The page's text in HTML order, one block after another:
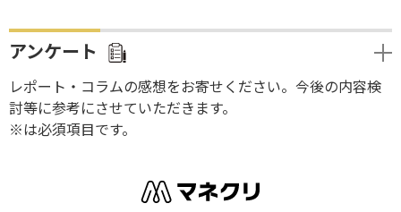
アンケート
レポート・コラムの感想をお寄せください。今後の内容検
討等に参考にさせていただきます。
※は必須項目です。